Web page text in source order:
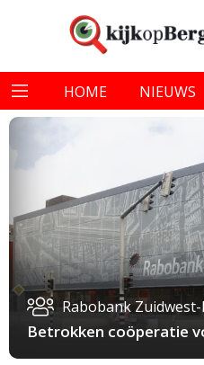
HOME NIEUWS
Rabobank
Betrokken coöperatie